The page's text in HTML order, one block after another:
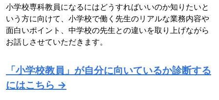
小学校専科教員になるにはどうすればいいのか知りたいと
いう方に向けて、小学校で働く先生のリアルな業務内容や
面白いポイント、中学校の先生との違いを取り上げながら
お話しさせていただきます。
「小学校教員」が自分に向いているか診断する
にはこちら →